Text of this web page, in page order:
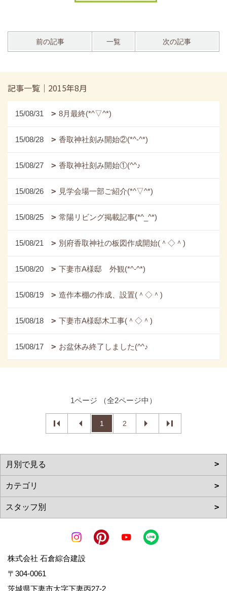
前の記事 一覧 次の記事
記事一覧｜2015年8月
15/08/31 8月最終(*^▽^*)
15/08/28 香取神社刻み開始②(*^-^*)
15/08/27 香取神社刻み開始①(^^♪
15/08/26 見学会場一部ご紹介(*^▽^*)
15/08/25 常陽リビング掲載記事(*^_^*)
15/08/21 別府香取神社の板図作成開始(＾◇＾)
15/08/20 下妻市A様邸 外観(*^-^*)
15/08/19 造作本棚の作成、設置(＾◇＾)
15/08/18 下妻市A様邸木工事(＾◇＾)
15/08/17 お盆休み終了しました(^^♪
1ページ （全2ページ中）
1 2
株式会社 石倉綜合建設
〒304-0061
茨城県下妻市大字下妻丙27-2